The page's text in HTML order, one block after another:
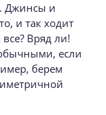
Джинсы и
и так ходит
Вряд ли!
если
берем